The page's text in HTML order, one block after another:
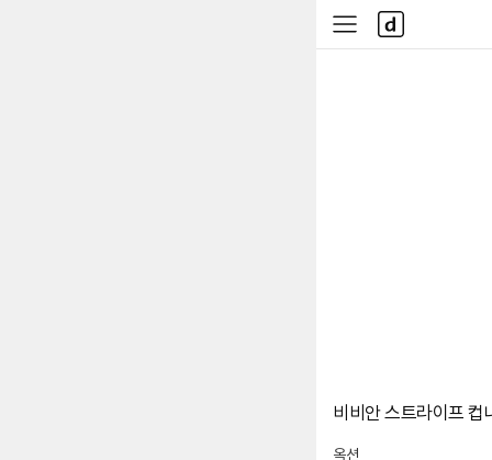
사
이
다
나
와
비비안 스트라이프
옥션